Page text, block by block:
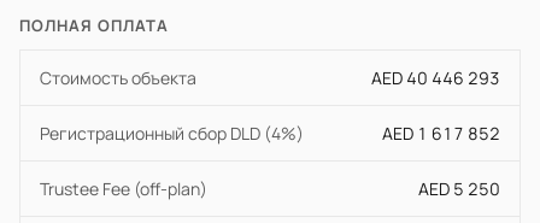
ПОЛНАЯ ОПЛАТА
Стоимость объекта AED 40 446 293
Регистрационный сбор DLD (4%) AED 1 617 852
Trustee Fee (off-plan) AED 5 250